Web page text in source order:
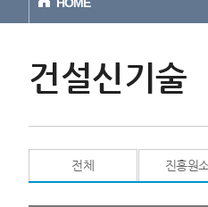
건설신기술
전체 진흥원